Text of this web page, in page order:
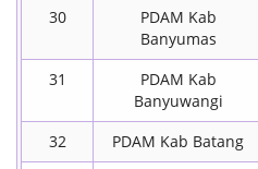
30
PDAM Kab
Banyumas
31
PDAM Kab
Banyuwangi
32 PDAM Kab Batang